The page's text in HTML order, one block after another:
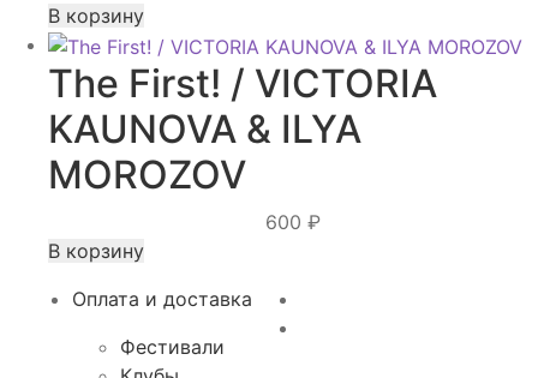
В корзину
The First! / VICTORIA
KAUNOVA & ILYA
MOROZOV
600 ₽
В корзину
Оплата и доставка
Фестивали